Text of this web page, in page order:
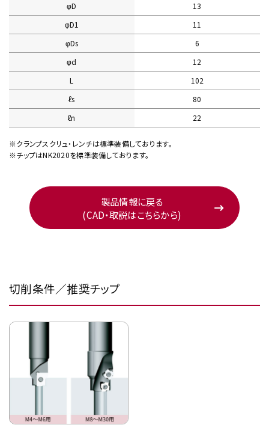
φD
13
φD1
11
φDs
6
φd
12
L
102
ℓs
80
ℓn
22
※クランプスクリュ・レンチは標準装備しております。
※チップはNK2020を標準装備しております。
製品情報に戻る
(CAD・取説はこちらから)
切削条件／推奨チップ